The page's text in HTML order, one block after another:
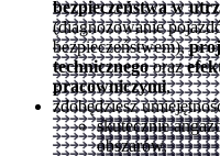
bezpieczeństwa w
(diagnozowanie
bezpieczeństwem),
technicznegooraz
pracowniczymi,
zdobędziesz
skutecznie
obszarów,